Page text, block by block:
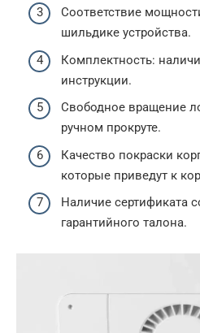
Соответствие
шильдике устройства.
Комплектность:
инструкции.
Свободное вращение
ручном прокруте.
Качество покраски
которые приведут к
Наличие сертификата
гарантийного талона.